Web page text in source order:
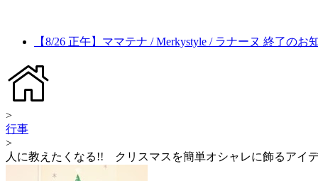
【8/26 正午】ママテナ / Merkystyle / ラナーヌ 終了のお
>
行事
>
人に教えたくなる!! クリスマスを簡単オシャレに飾るアイ